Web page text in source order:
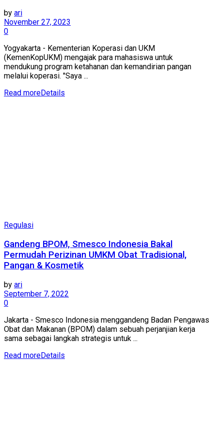
by ari
November 27, 2023
0
Yogyakarta - Kementerian Koperasi dan UKM
(KemenKopUKM) mengajak para mahasiswa untuk
mendukung program ketahanan dan kemandirian pangan
melalui koperasi. "Saya ...
Read moreDetails
Regulasi
Gandeng BPOM, Smesco Indonesia Bakal
Permudah Perizinan UMKM Obat Tradisional,
Pangan & Kosmetik
by ari
September 7, 2022
0
Jakarta - Smesco Indonesia menggandeng Badan Pengawas
Obat dan Makanan (BPOM) dalam sebuah perjanjian kerja
sama sebagai langkah strategis untuk ...
Read moreDetails